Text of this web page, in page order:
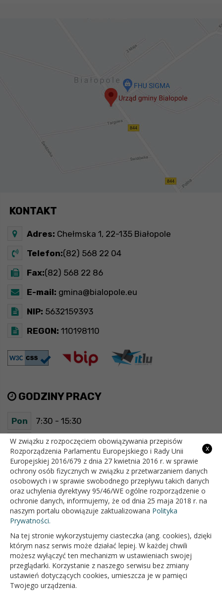
KONTAKT
Adres: Chełmska 1, 22-135 Białopole
Telefon:(82) 568 22 04
Fax:(82) 568 22 86
E-mail: gmina@bialopole.eu
NIP: 5632159393
REGON: 110198110
GODZINY PRACY
Pon 7:30 - 15:30
Wt 7:30 - 15:30
Śr 7:30 - 15:30
Czw 7:30 - 15:30
Pt 7:30 - 15:30
OFICJALNY SERWIS INTERNETOWY GMINY BIAŁOPOLE
x
W związku z rozpoczęciem obowiązywania przepisów
Rozporządzenia Parlamentu Europejskiego i Rady Unii
Europejskiej 2016/679 z dnia 27 kwietnia 2016 r. w sprawie
ochrony osób fizycznych w związku z przetwarzaniem danych
osobowych i w sprawie swobodnego przepływu takich danych
oraz uchylenia dyrektywy 95/46/WE ogólne rozporządzenie o
ochronie danych, informujemy, że od dnia 25 maja 2018 r. na
naszym portalu obowiązuje zaktualizowana Polityka
Prywatności.
Na tej stronie wykorzystujemy ciasteczka (ang. cookies), dzięki
którym nasz serwis może działać lepiej. W każdej chwili
możesz wyłączyć ten mechanizm w ustawieniach swojej
przeglądarki. Korzystanie z naszego serwisu bez zmiany
ustawień dotyczących cookies, umieszcza je w pamięci
Twojego urządzenia.